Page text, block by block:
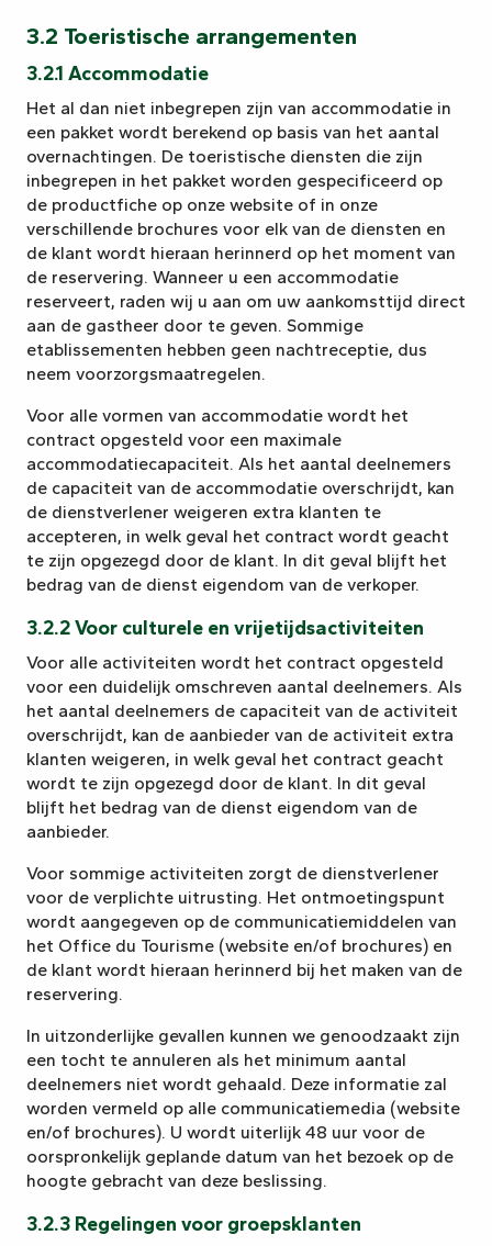
3.2 Toeristische arrangementen
3.2.1 Accommodatie
Het al dan niet inbegrepen zijn van accommodatie in
een pakket wordt berekend op basis van het aantal
overnachtingen. De toeristische diensten die zijn
inbegrepen in het pakket worden gespecificeerd op
de productfiche op onze website of in onze
verschillende brochures voor elk van de diensten en
de klant wordt hieraan herinnerd op het moment van
de reservering. Wanneer u een accommodatie
reserveert, raden wij u aan om uw aankomsttijd direct
aan de gastheer door te geven. Sommige
etablissementen hebben geen nachtreceptie, dus
neem voorzorgsmaatregelen.
Voor alle vormen van accommodatie wordt het
contract opgesteld voor een maximale
accommodatiecapaciteit. Als het aantal deelnemers
de capaciteit van de accommodatie overschrijdt, kan
de dienstverlener weigeren extra klanten te
accepteren, in welk geval het contract wordt geacht
te zijn opgezegd door de klant. In dit geval blijft het
bedrag van de dienst eigendom van de verkoper.
3.2.2 Voor culturele en vrijetijdsactiviteiten
Voor alle activiteiten wordt het contract opgesteld
voor een duidelijk omschreven aantal deelnemers. Als
het aantal deelnemers de capaciteit van de activiteit
overschrijdt, kan de aanbieder van de activiteit extra
klanten weigeren, in welk geval het contract geacht
wordt te zijn opgezegd door de klant. In dit geval
blijft het bedrag van de dienst eigendom van de
aanbieder.
Voor sommige activiteiten zorgt de dienstverlener
voor de verplichte uitrusting. Het ontmoetingspunt
wordt aangegeven op de communicatiemiddelen van
het Office du Tourisme (website en/of brochures) en
de klant wordt hieraan herinnerd bij het maken van de
reservering.
In uitzonderlijke gevallen kunnen we genoodzaakt zijn
een tocht te annuleren als het minimum aantal
deelnemers niet wordt gehaald. Deze informatie zal
worden vermeld op alle communicatiemedia (website
en/of brochures). U wordt uiterlijk 48 uur voor de
oorspronkelijk geplande datum van het bezoek op de
hoogte gebracht van deze beslissing.
3.2.3 Regelingen voor groepsklanten